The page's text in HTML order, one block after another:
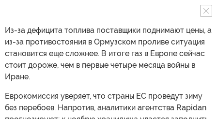
Из-за дефицита топлива поставщики поднимают цены, а
из-за противостояния в Ормузском проливе ситуация
становится еще сложнее. В итоге газ в Европе сейчас
стоит дороже, чем в первые четыре месяца войны в
Иране.
Еврокомиссия уверяет, что страны ЕС проведут зиму
без перебоев. Напротив, аналитики агентства Rapidan